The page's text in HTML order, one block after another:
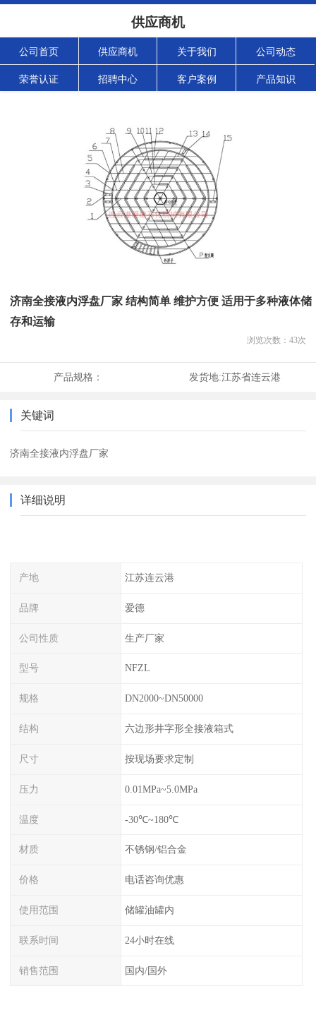
供应商机
公司首页 供应商机 关于我们 公司动态
荣誉认证 招聘中心 客户案例 产品知识
济南全接液内浮盘厂家 结构简单 维护方便 适用于多种液体储
存和运输
浏览次数： 43次
产品规格： 发货地:江苏省连云港
关键词
济南全接液内浮盘厂家
详细说明
产地 江苏连云港
品牌 爱德
公司性质 生产厂家
型号 NFZL
规格 DN2000~DN50000
结构 六边形井字形全接液箱式
尺寸 按现场要求定制
压力 0.01MPa~5.0MPa
温度 -30℃~180℃
材质 不锈钢/铝合金
价格 电话咨询优惠
使用范围 储罐油罐内
联系时间 24小时在线
销售范围 国内/国外